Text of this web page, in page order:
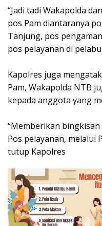
“Jadi tadi Wakapolda
pos Pam diantaranya
Tanjung, pos
pos pelayanan di
Kapolres juga
Pam, Wakapolda NTB
kepada anggota yang
“Memberikan
Pos pelayanan, melalui
tutup Kapolres